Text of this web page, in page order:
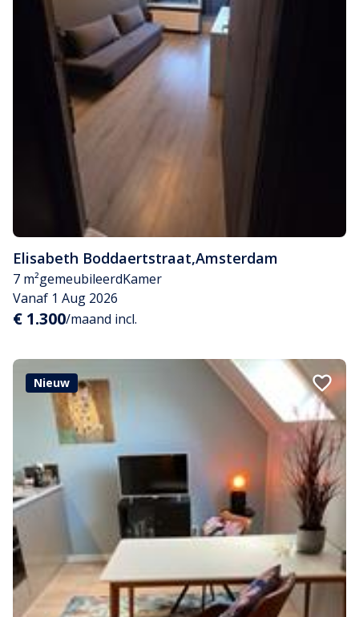
Elisabeth Boddaertstraat,Amsterdam
7 m²gemeubileerdKamer
Vanaf 1 Aug 2026
€ 1.300/maand incl.
Nieuw